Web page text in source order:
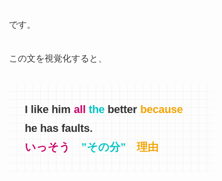
です。
この文を視覚化すると、
I like himall the better because
he has faults.
いっそう
”その分” 理由